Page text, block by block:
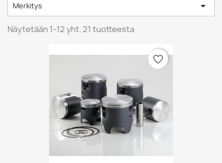
Merkitys 
Näytetään 1-12 yht. 21 tuotteesta
favorite_border